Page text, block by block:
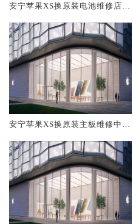
安宁苹果XS换原装电池维修店大
安宁苹果XS换原装主板维修中心